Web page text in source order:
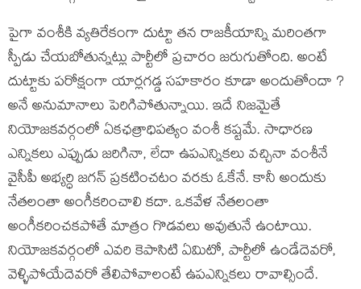
పైగా వంశీకి వ్యతిరేకంగా దుట్టా తన రాజకీయాన్ని మరింతగా
స్పీడు చేయబోతున్నట్లు పార్టీలో ప్రచారం జరుగుతోంది. అంటే
దుట్టాకు పరోక్షంగా యార్లగడ్డ సహకారం కూడా అందుతోందా ?
అనే అనుమానాలు పెరిగిపోతున్నాయి. ఇదే నిజమైతే
నియోజకవర్గంలో ఏకఛత్రాధిపత్యం వంశీ కష్టమే. సాధారణ
ఎన్నికలు ఎప్పుడు జరిగినా, లేదా ఉపఎన్నికలు వచ్చినా వంశీనే
వైసీపీ అభ్యర్ధి జగన్ ప్రకటించటం వరకు ఓకేనే. కానీ అందుకు
నేతలంతా అంగీకరించాలి కదా. ఒకవేళ నేతలంతా
అంగీకరించకపోతే మాత్రం గొడవలు అవుతునే ఉంటాయి.
నియోజకవర్గంలో ఎవరి కెపాసిటి ఏమిటో, పార్టీలో ఉండేదెవరో,
వెళ్ళిపోయేదెవరో తేలిపోవాలంటే ఉపఎన్నికలు రావాల్సిందే.